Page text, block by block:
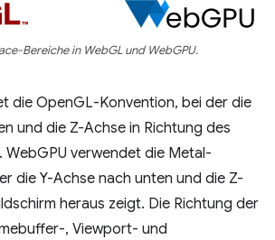
Bereiche in WebGL und WebGPU.
die OpenGL-Konvention, bei der die
und die Z-Achse in Richtung des
verwendet die Metal-
die Y-Achse nach unten und die Z-
heraus zeigt. Die Richtung der
, Viewport- und